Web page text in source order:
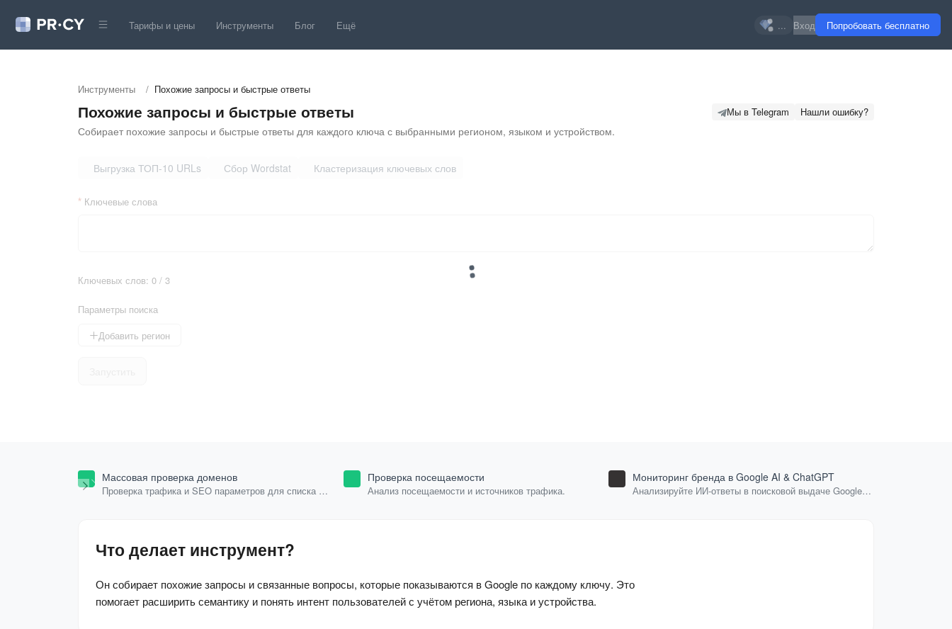
Тарифы и цены Инструменты Блог Ещё ... Вход Попробовать бесплатно
Инструменты / Похожие запросы и быстрые ответы
Похожие запросы и быстрые ответы Мы в Telegram Нашли ошибку?
Собирает похожие запросы и быстрые ответы для каждого ключа с выбранными регионом, языком и устройством.
Выгрузка ТОП-10 URLs Сбор Wordstat Кластеризация ключевых слов
Ключевые слова
Ключевых слов: 0 / 3
Параметры поиска
Добавить регион
Массовая проверка доменов
Проверка трафика и SEO параметров для списка
Проверка посещаемости
Анализ посещаемости и источников трафика.
Мониторинг бренда в Google AI & ChatGPT
Анализируйте ИИ-ответы в поисковой выдаче Google и
Что делает инструмент?
Он собирает похожие запросы и связанные вопросы, которые показываются в Google по каждому ключу. Это
помогает расширить семантику и понять интент пользователей с учётом региона, языка и устройства.